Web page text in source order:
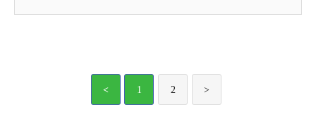
< 1 2 >